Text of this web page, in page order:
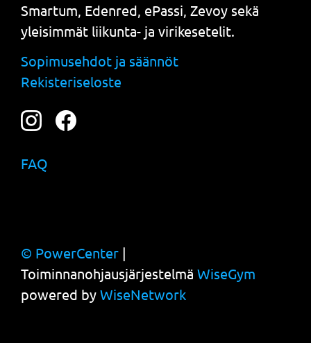
Smartum, Edenred, ePassi, Zevoy sekä
yleisimmät liikunta- ja virikesetelit.
Sopimusehdot ja säännöt
Rekisteriseloste
FAQ
© PowerCenter |
Toiminnanohjausjärjestelmä WiseGym
powered by WiseNetwork